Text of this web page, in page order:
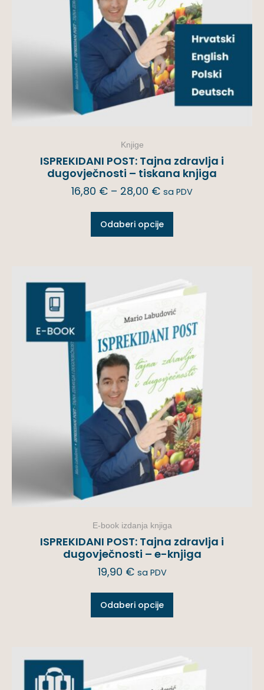
Knjige
ISPREKIDANI POST: Tajna zdravlja i
dugovječnosti – tiskana knjiga
16,80 € – 28,00 € sa PDV
Odaberi opcije
E-book izdanja knjiga
ISPREKIDANI POST: Tajna zdravlja i
dugovječnosti – e-knjiga
19,90 € sa PDV
Odaberi opcije